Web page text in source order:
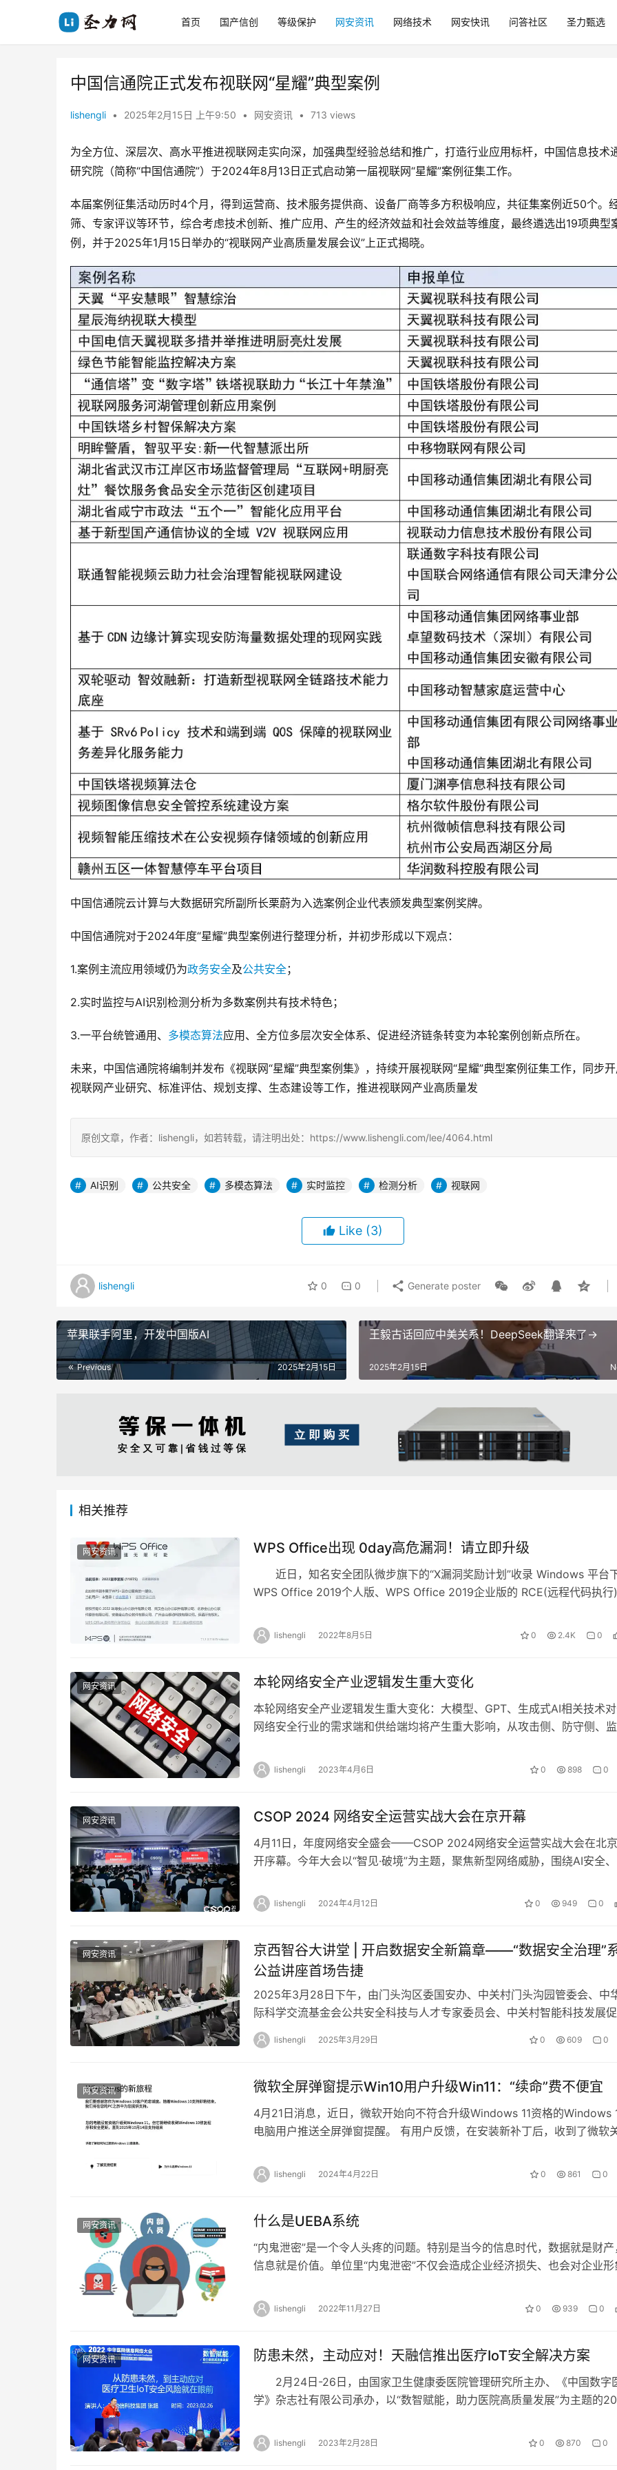
首页 国产信创 等级保护 网安资讯 网络技术 网安快讯 问答社区 圣力甄选
中国信通院正式发布视联网“星耀”典型案例
lishengli • 2025年2月15日 上午9:50 • 网安资讯 • 713 views
为全方位、深层次、高水平推进视联网走实向深，加强典型经验总结和推广，打造行业应用标杆，中国信息技术
研究院（简称“中国信通院”）于2024年8月13日正式启动第一届视联网“星耀”案例征集工作。
本届案例征集活动历时4个月，得到运营商、技术服务提供商、设备厂商等多方积极响应，共征集案例近50个。
筛、专家评议等环节，综合考虑技术创新、推广应用、产生的经济效益和社会效益等维度，最终遴选出19项典型
例，并于2025年1月15日举办的“视联网产业高质量发展会议”上正式揭晓。
中国信通院云计算与大数据研究所副所长栗蔚为入选案例企业代表颁发典型案例奖牌。
中国信通院对于2024年度“星耀”典型案例进行整理分析，并初步形成以下观点：
1.案例主流应用领域仍为政务安全及公共安全；
2.实时监控与AI识别检测分析为多数案例共有技术特色；
3.一平台统管通用、 多模态算法应用、全方位多层次安全体系、促进经济链条转变为本轮案例创新点所在。
未来，中国信通院将编制并发布《视联网“星耀”典型案例集》，持续开展视联网“星耀”典型案例征集工作，同步
视联网产业研究、标准评估、规划支撑、生态建设等工作，推进视联网产业高质量发
原创文章，作者：lishengli，如若转载，请注明出处：https://www.lishengli.com/lee/4064.html
AI识别 公共安全 多模态算法 实时监控 检测分析 视联网
Like (3)
lishengli 0 0 Generate poster
苹果联手阿里，开发中国版AI
Previous 2025年2月15日
王毅古话回应中美关系！DeepSeek翻译来了→
2025年2月15日
相关推荐
网安资讯 WPS Office出现 0day高危漏洞！请立即升级
近日，知名安全团队微步旗下的“X漏洞奖励计划”收录 Windows 平台
WPS Office 2019个人版、WPS Office 2019企业版的 RCE(远程代码执
lishengli 2022年8月5日 0 2.4K 0
网安资讯 本轮网络安全产业逻辑发生重大变化
本轮网络安全产业逻辑发生重大变化：大模型、GPT、生成式AI相关技术
网络安全行业的需求端和供给端均将产生重大影响，从攻击侧、防守侧、
lishengli 2023年4月6日 0 898 0
网安资讯 CSOP 2024 网络安全运营实战大会在京开幕
4月11日，年度网络安全盛会——CSOP 2024网络安全运营实战大会在北
开序幕。今年大会以“智见·破境”为主题，聚焦新型网络威胁，围绕AI安全
lishengli 2024年4月12日 0 949 0
网安资讯
京西智谷大讲堂 | 开启数据安全新篇章——“数据安全治理”
公益讲座首场告捷
2025年3月28日下午，由门头沟区委国安办、中关村门头沟园管委会、中
际科学交流基金会公共安全科技与人才专家委员会、中关村智能科技发展
会数据安全与应急管理专业委员会主办，北…
lishengli 2025年3月29日 0 609 0
网安资讯 微软全屏弹窗提示Win10用户升级Win11：“续命”费不便宜
4月21日消息，近日，微软开始向不符合升级Windows 11资格的Windows
电脑用户推送全屏弹窗提醒。 有用户反馈，在安装新补丁后，收到了微软
lishengli 2024年4月22日 0 861 0
网安资讯 什么是UEBA系统
“内鬼泄密”是一个令人头疼的问题。特别是当今的信息时代，数据就是财产
信息就是价值。单位里“内鬼泄密”不仅会造成企业经济损失、也会对企业形
lishengli 2022年11月27日 0 939 0
网安资讯 防患未然，主动应对！天融信推出医疗IoT安全解决方案
2月24日-26日，由国家卫生健康委医院管理研究所主办、《中国数字
学》杂志社有限公司承办，以“数智赋能，助力医院高质量发展”为主题的
lishengli 2023年2月28日 0 870 0